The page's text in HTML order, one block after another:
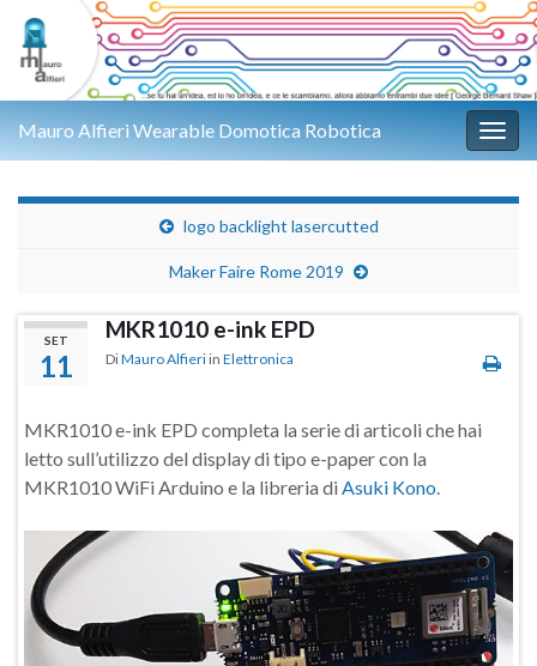
Mauro Alfieri Wearable Domotica Robotica
logo backlight lasercutted
Maker Faire Rome 2019
SET
11
MKR1010 e-ink EPD
DiMauro Alfieri in Elettronica
MKR1010 e-ink EPD completa la serie di articoli che hai
letto sull’utilizzo del display di tipo e-paper con la
MKR1010 WiFi Arduino e la libreria di Asuki Kono.